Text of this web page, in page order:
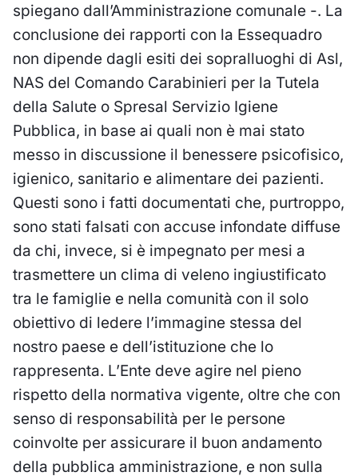
spiegano dall’Amministrazione comunale -. La
conclusione dei rapporti con la Essequadro
non dipende dagli esiti dei sopralluoghi di Asl,
NAS del Comando Carabinieri per la Tutela
della Salute o Spresal Servizio Igiene
Pubblica, in base ai quali non è mai stato
messo in discussione il benessere psicofisico,
igienico, sanitario e alimentare dei pazienti.
Questi sono i fatti documentati che, purtroppo,
sono stati falsati con accuse infondate diffuse
da chi, invece, si è impegnato per mesi a
trasmettere un clima di veleno ingiustificato
tra le famiglie e nella comunità con il solo
obiettivo di ledere l’immagine stessa del
nostro paese e dell’istituzione che lo
rappresenta. L’Ente deve agire nel pieno
rispetto della normativa vigente, oltre che con
senso di responsabilità per le persone
coinvolte per assicurare il buon andamento
della pubblica amministrazione, e non sulla